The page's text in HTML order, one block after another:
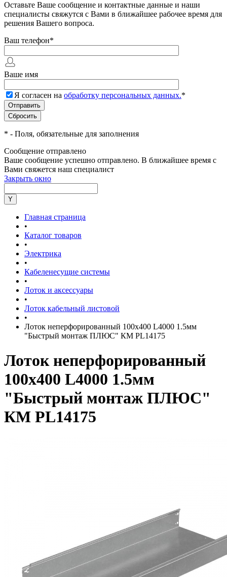
Оставьте Ваше сообщение и контактные данные и наши
специалисты свяжутся с Вами в ближайшее рабочее время для
решения Вашего вопроса.
Ваш телефон*
Ваше имя
Я согласен на обработку персональных данных.*
* - Поля, обязательные для заполнения
Сообщение отправлено
Ваше сообщение успешно отправлено. В ближайшее время с
Вами свяжется наш специалист
Закрыть окно
Главная страница
•
Каталог товаров
•
Электрика
•
Кабеленесущие системы
•
Лоток и аксессуары
•
Лоток кабельный листовой
•
Лоток неперфорированный 100х400 L4000 1.5мм
"Быстрый монтаж ПЛЮС" КМ PL14175
Лоток неперфорированный
100х400 L4000 1.5мм
"Быстрый монтаж ПЛЮС"
КМ PL14175